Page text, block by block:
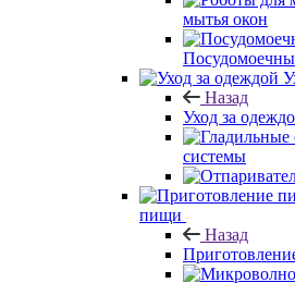
мытья окон
Назад
Уход за
системы
пищи
Назад